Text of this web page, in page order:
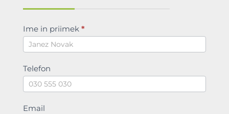
povprasevanje
Ime in priimek *
Telefon
Email